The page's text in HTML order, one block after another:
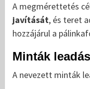
A megmérettetés
javítását, és teret
hozzájárul a
Minták
A nevezett minták